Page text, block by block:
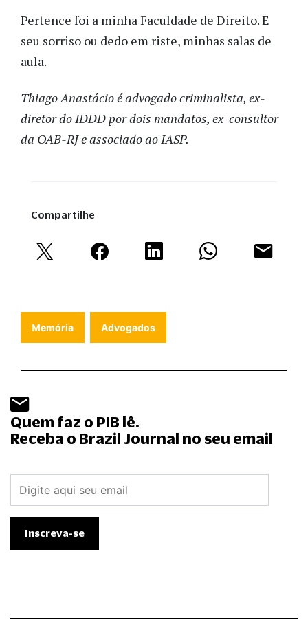
Pertence foi a minha Faculdade de Direito. E
seu sorriso ou dedo em riste, minhas salas de
aula.
Thiago Anastácio é advogado criminalista, ex-
diretor do IDDD por dois mandatos, ex-consultor
da OAB-RJ e associado ao IASP.
Compartilhe
Memória Advogados
Quem faz o PIB lê.
Receba o Brazil Journal no seu email